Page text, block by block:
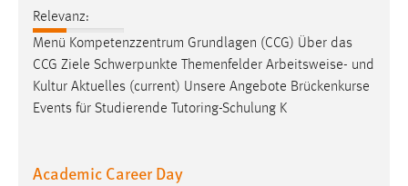
Relevanz:
Menü Kompetenzzentrum Grundlagen (CCG) Über das
CCG Ziele Schwerpunkte Themenfelder Arbeitsweise- und
Kultur Aktuelles (current) Unsere Angebote Brückenkurse
Events für Studierende Tutoring-Schulung K
Academic Career Day